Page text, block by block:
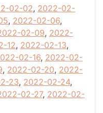
02-02, 2022-02-
, 2022-02-06,
02-09, 2022-
12, 2022-02-13,
02-16, 2022-02-
, 2022-02-20, 2022-
23, 2022-02-24,
02-27, 2022-02-